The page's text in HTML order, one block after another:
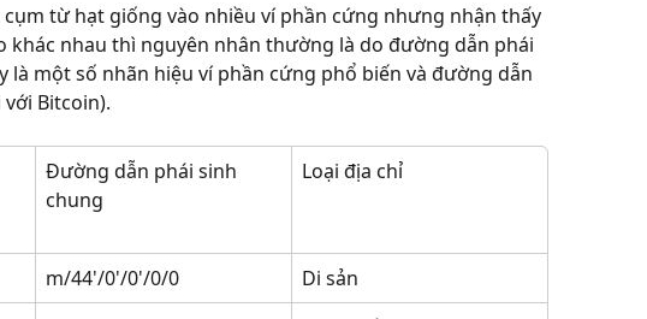
từ hạt giống vào nhiều ví phần cứng nhưng nhận thấy
khác nhau thì nguyên nhân thường là do đường dẫn phái
là một số nhãn hiệu ví phần cứng phổ biến và đường dẫn
Bitcoin).
Đường dẫn phái sinh
chung
Loại địa chỉ
m/44'/0'/0'/0/0
Di sản